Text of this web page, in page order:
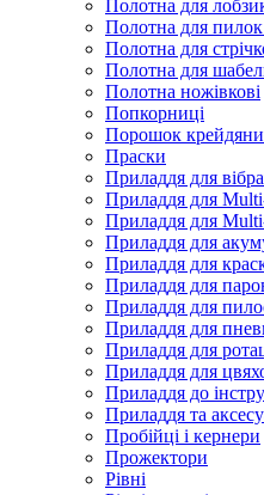
Полотна для
Полотна для пилок
Полотна для
Полотна для
Полотна ножівкові
Попкорниці
Порошок
Праски
Приладдя для
Приладдя для
Приладдя для
Приладдя для
Приладдя для
Приладдя для
Приладдя для
Приладдя для
Приладдя для
Приладдя для
Приладдя до
Приладдя та
Пробійці і кернери
Прожектори
Рівні